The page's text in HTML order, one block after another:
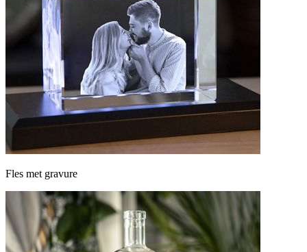
Fles met gravure